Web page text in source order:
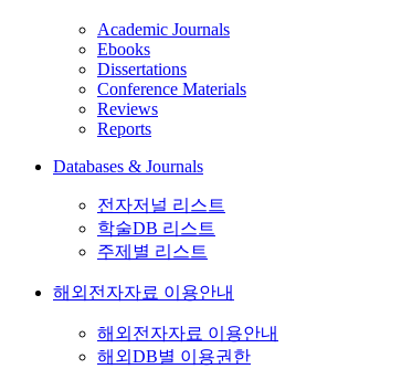
Academic Journals
Ebooks
Dissertations
Conference Materials
Reviews
Reports
Databases & Journals
전자저널 리스트
학술DB 리스트
주제별 리스트
해외전자자료 이용안내
해외전자자료 이용안내
해외DB별 이용권한